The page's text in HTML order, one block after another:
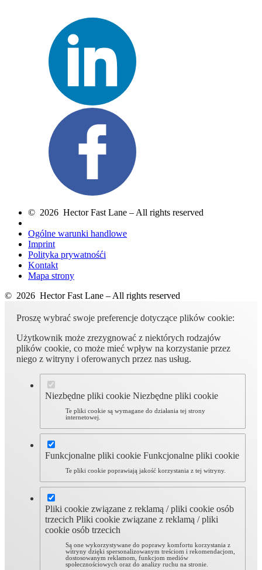
© 2026 Hector Fast Lane – All rights reserved
Ogólne warunki handlowe
Imprint
Polityka prywatnośći
Kontakt
Mapa strony
© 2026 Hector Fast Lane – All rights reserved
Proszę wybrać swoje preferencje dotyczące plików cookie:
Użytkownik może zrezygnować z niektórych rodzajów
plików cookie, co może mieć wpływ na korzystanie przez
niego z witryny i oferowanych przez nas usług.
Niezbędne pliki cookie Niezbędne pliki cookie
Te pliki cookie są wymagane do działania tej strony
internetowej.
Funkcjonalne pliki cookie Funkcjonalne pliki cookie
Te pliki cookie poprawiają jakość korzystania z tej witryny.
Pliki cookie związane z reklamą / pliki cookie osób
trzecich Pliki cookie związane z reklamą / pliki
cookie osób trzecich
Są one wykorzystywane do poprawy komfortu korzystania z
witryny dzięki spersonalizowanym treściom i rekomendacjom,
dostosowanym reklamom, funkcjom mediów
społecznościowych oraz do analizy ruchu na stronie.